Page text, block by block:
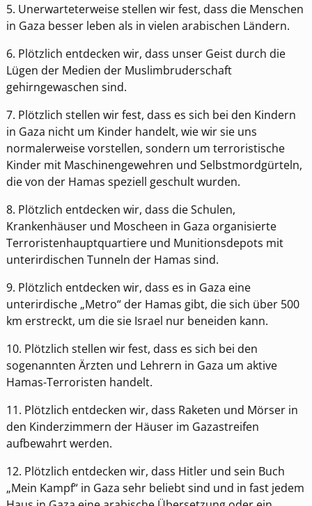
5. Unerwarteterweise stellen wir fest, dass die Menschen
in Gaza besser leben als in vielen arabischen Ländern.
6. Plötzlich entdecken wir, dass unser Geist durch die
Lügen der Medien der Muslimbruderschaft
gehirngewaschen sind.
7. Plötzlich stellen wir fest, dass es sich bei den Kindern
in Gaza nicht um Kinder handelt, wie wir sie uns
normalerweise vorstellen, sondern um terroristische
Kinder mit Maschinengewehren und Selbstmordgürteln,
die von der Hamas speziell geschult wurden.
8. Plötzlich entdecken wir, dass die Schulen,
Krankenhäuser und Moscheen in Gaza organisierte
Terroristenhauptquartiere und Munitionsdepots mit
unterirdischen Tunneln der Hamas sind.
9. Plötzlich entdecken wir, dass es in Gaza eine
unterirdische „Metro“ der Hamas gibt, die sich über 500
km erstreckt, um die sie Israel nur beneiden kann.
10. Plötzlich stellen wir fest, dass es sich bei den
sogenannten Ärzten und Lehrern in Gaza um aktive
Hamas-Terroristen handelt.
11. Plötzlich entdecken wir, dass Raketen und Mörser in
den Kinderzimmern der Häuser im Gazastreifen
aufbewahrt werden.
12. Plötzlich entdecken wir, dass Hitler und sein Buch
„Mein Kampf“ in Gaza sehr beliebt sind und in fast jedem